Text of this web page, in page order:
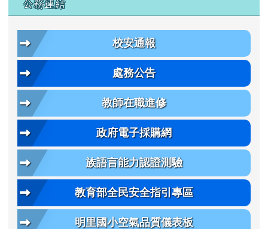
公務連結
校安通報
處務公告
教師在職進修
政府電子採購網
族語言能力認證測驗
教育部全民安全指引專區
明里國小空氣品質儀表板